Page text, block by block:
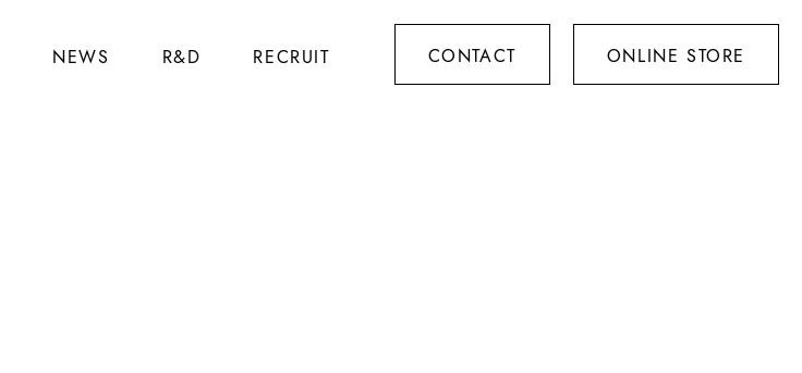
NEWS R&D RECRUIT CONTACT ONLINE STORE